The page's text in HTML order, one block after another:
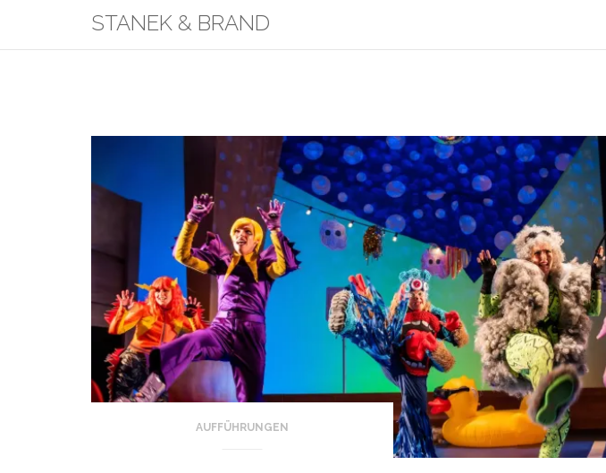
content
STANEK & BRAND
AUFFÜHRUNGEN